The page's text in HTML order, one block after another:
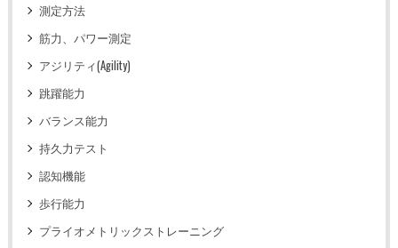
測定方法
筋力、パワー測定
アジリティ(Agility)
跳躍能力
バランス能力
持久力テスト
認知機能
歩行能力
プライオメトリックストレーニング